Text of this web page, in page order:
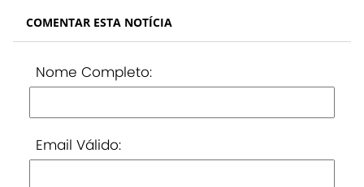
COMENTAR ESTA NOTÍCIA
Nome Completo:
Email Válido: